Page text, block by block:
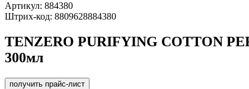
Артикул: 884380
Штрих-код: 8809628884380
TENZERO PURIFYING COTTON
300мл
получить прайс-лист